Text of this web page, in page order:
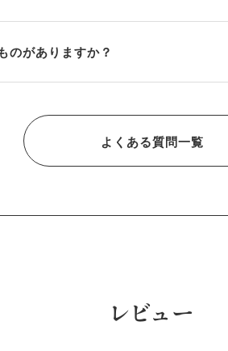
のがありますか？
よくある質問一覧
レビュー